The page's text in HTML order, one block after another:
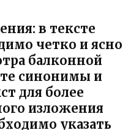
: в тексте
четко и ясно
балконной
синонимы и
для более
изложения
указать